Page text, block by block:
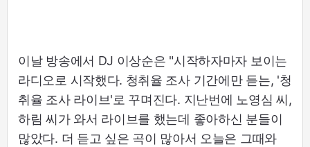
이날 방송에서 DJ 이상순은 "시작하자마자 보이는
라디오로 시작했다. 청취율 조사 기간에만 듣는, '청
취율 조사 라이브'로 꾸며진다. 지난번에 노영심 씨,
하림 씨가 와서 라이브를 했는데 좋아하신 분들이
많았다. 더 듣고 싶은 곡이 많아서 오늘은 그때와